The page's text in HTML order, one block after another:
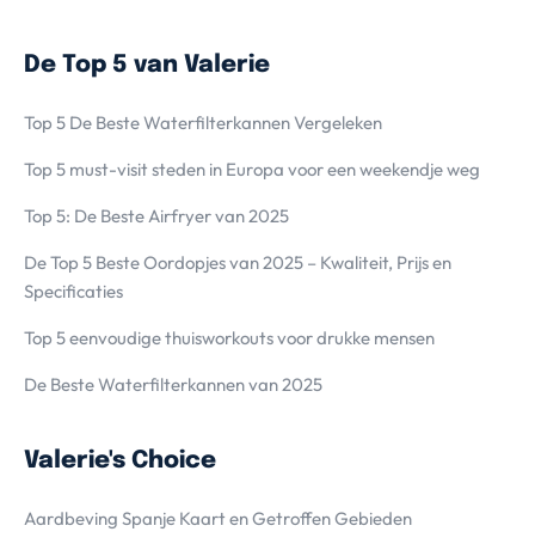
De Top 5 van Valerie
Top 5 De Beste Waterfilterkannen Vergeleken
Top 5 must-visit steden in Europa voor een weekendje weg
Top 5: De Beste Airfryer van 2025
De Top 5 Beste Oordopjes van 2025 – Kwaliteit, Prijs en
Specificaties
Top 5 eenvoudige thuisworkouts voor drukke mensen
De Beste Waterfilterkannen van 2025
Valerie's Choice
Aardbeving Spanje Kaart en Getroffen Gebieden